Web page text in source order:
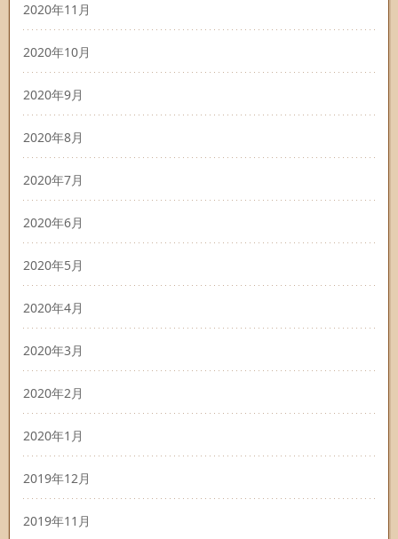
2020年11月
2020年10月
2020年9月
2020年8月
2020年7月
2020年6月
2020年5月
2020年4月
2020年3月
2020年2月
2020年1月
2019年12月
2019年11月